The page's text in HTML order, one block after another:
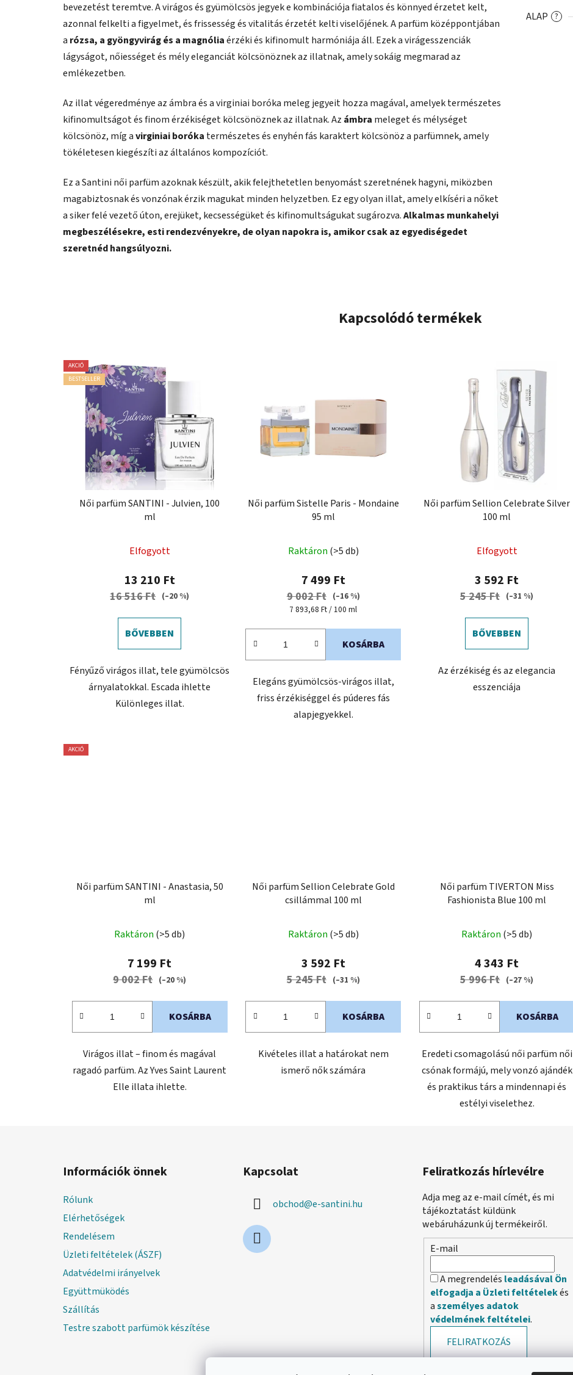
bevezetést teremtve. A virágos és gyümölcsös jegyek e kombinációja fiatalos és könnyed érzetet kelt,
azonnal felkelti a figyelmet, és frissesség és vitalitás érzetét kelti viselőjének. A parfüm középpontjában
a rózsa, a gyöngyvirág és a magnóliaérzéki és kifinomult harmóniája áll. Ezek a virágesszenciák
lágyságot, nőiességet és mély eleganciát kölcsönöznek az illatnak, amely sokáig megmarad az
emlékezetben.
Az illat végeredménye az ámbra és a virginiai boróka meleg jegyeit hozza magával, amelyek természetes
kifinomultságot és finom érzékiséget kölcsönöznek az illatnak. Az ámbra meleget és mélységet
kölcsönöz, míg avirginiai boróka természetes és enyhén fás karaktert kölcsönöz a parfümnek, amely
tökéletesen kiegészíti az általános kompozíciót.
Ez a Santini női parfüm azoknak készült, akik felejthetetlen benyomást szeretnének hagyni, miközben
magabiztosnak és vonzónak érzik magukat minden helyzetben. Ez egy olyan illat, amely elkíséri a nőket
a siker felé vezető úton, erejüket, kecsességüket és kifinomultságukat sugározva.Alkalmas munkahelyi
megbeszélésekre, esti rendezvényekre, de olyan napokra is, amikor csak az egyediségedet
szeretnéd hangsúlyozni.
?
ALAP
Kapcsolódó termékek
AKCIÓ
BESTSELLER
Női parfüm SANTINI - Julvien, 100
ml
Elfogyott
13 210 Ft
16 516 Ft (–20 %)
BŐVEBBEN
Fényűző virágos illat, tele gyümölcsös
árnyalatokkal. Escada ihlette
Különleges illat.
Női parfüm Sistelle Paris - Mondaine
95 ml
Raktáron (>5 db)
7 499 Ft
9 002 Ft (–16 %)
Egységár:
7 893,68 Ft / 100 ml
KOSÁRBA
Elegáns gyümölcsös-virágos illat,
friss érzékiséggel és púderes fás
alapjegyekkel.
Női parfüm Sellion Celebrate Silver
100 ml
Elfogyott
3 592 Ft
5 245 Ft (–31 %)
BŐVEBBEN
Az érzékiség és az elegancia
esszenciája
AKCIÓ
Női parfüm SANTINI - Anastasia, 50
ml
Raktáron (>5 db)
7 199 Ft
9 002 Ft (–20 %)
KOSÁRBA
Virágos illat – finom és magával
ragadó parfüm. Az Yves Saint Laurent
Elle illata ihlette.
Női parfüm Sellion Celebrate Gold
csillámmal 100 ml
Raktáron (>5 db)
3 592 Ft
5 245 Ft (–31 %)
KOSÁRBA
Kivételes illat a határokat nem
ismerő nők számára
Női parfüm TIVERTON Miss
Fashionista Blue 100 ml
Raktáron (>5 db)
4 343 Ft
5 996 Ft (–27 %)
KOSÁRBA
Eredeti csomagolású női parfüm női
csónak formájú, mely vonzó ajándék
és praktikus társ a mindennapi és
estélyi viselethez.
Információk önnek
Rólunk
Elérhetőségek
Rendelésem
Üzleti feltételek (ÁSZF)
Adatvédelmi irányelvek
Együttmüködés
Szállítás
Testre szabott parfümök készítése
Kapcsolat
obchod@e-santini.hu
Feliratkozás hírlevélre
Adja meg az e-mail címét, és mi
tájékoztatást küldünk
webáruházunk új termékeiről.
E-mail
A megrendelés leadásával Ön
elfogadja a Üzleti feltételekés
aszemélyes adatok
védelmének feltételei.
FELIRATKOZÁS